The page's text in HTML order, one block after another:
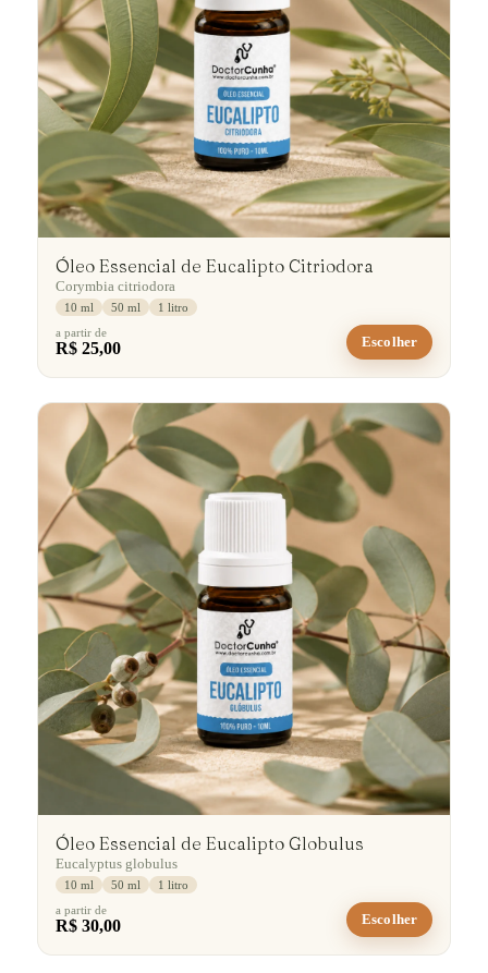
Óleo Essencial de Eucalipto Citriodora
Corymbia citriodora
10 ml 50 ml
1 litro
a partir de
R$ 25,00 Escolher
Óleo Essencial de Eucalipto Globulus
Eucalyptus globulus
10 ml 50 ml
1 litro
a partir de
R$ 30,00 Escolher